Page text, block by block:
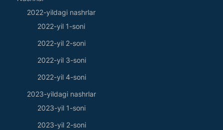
2022-yildagi nashrlar
2022-yil 1-soni
2022-yil 2-soni
2022-yil 3-soni
2022-yil 4-soni
2023-yildagi nashrlar
2023-yil 1-soni
2023-yil 2-soni